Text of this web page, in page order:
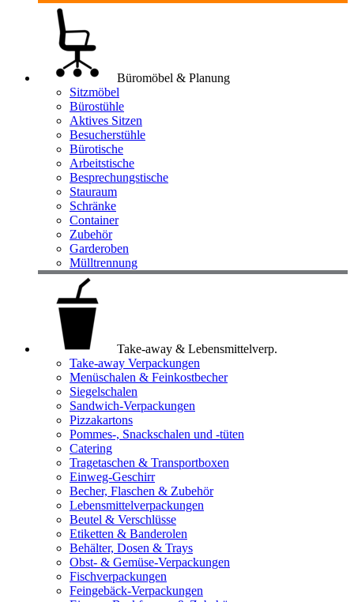
Büromöbel & Planung
Sitzmöbel
Bürostühle
Aktives Sitzen
Besucherstühle
Bürotische
Arbeitstische
Besprechungstische
Stauraum
Schränke
Container
Zubehör
Garderoben
Mülltrennung
Take-away & Lebensmittelverp.
Take-away Verpackungen
Menüschalen & Feinkostbecher
Siegelschalen
Sandwich-Verpackungen
Pizzakartons
Pommes-, Snackschalen und -tüten
Catering
Tragetaschen & Transportboxen
Einweg-Geschirr
Becher, Flaschen & Zubehör
Lebensmittelverpackungen
Beutel & Verschlüsse
Etiketten & Banderolen
Behälter, Dosen & Trays
Obst- & Gemüse-Verpackungen
Fischverpackungen
Feingebäck-Verpackungen